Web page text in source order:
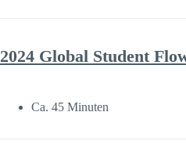
2024 Global Student
Ca. 45 Minuten